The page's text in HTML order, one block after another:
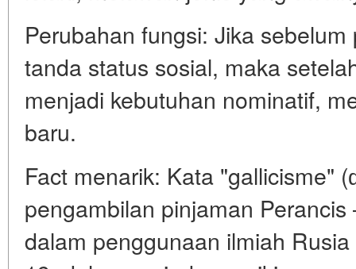
Perubahan fungsi: Jika
tanda status sosial, maka
menjadi kebutuhan nominatif,
baru.
Fact menarik: Kata "gallicisme"
pengambilan pinjaman
dalam penggunaan ilmiah